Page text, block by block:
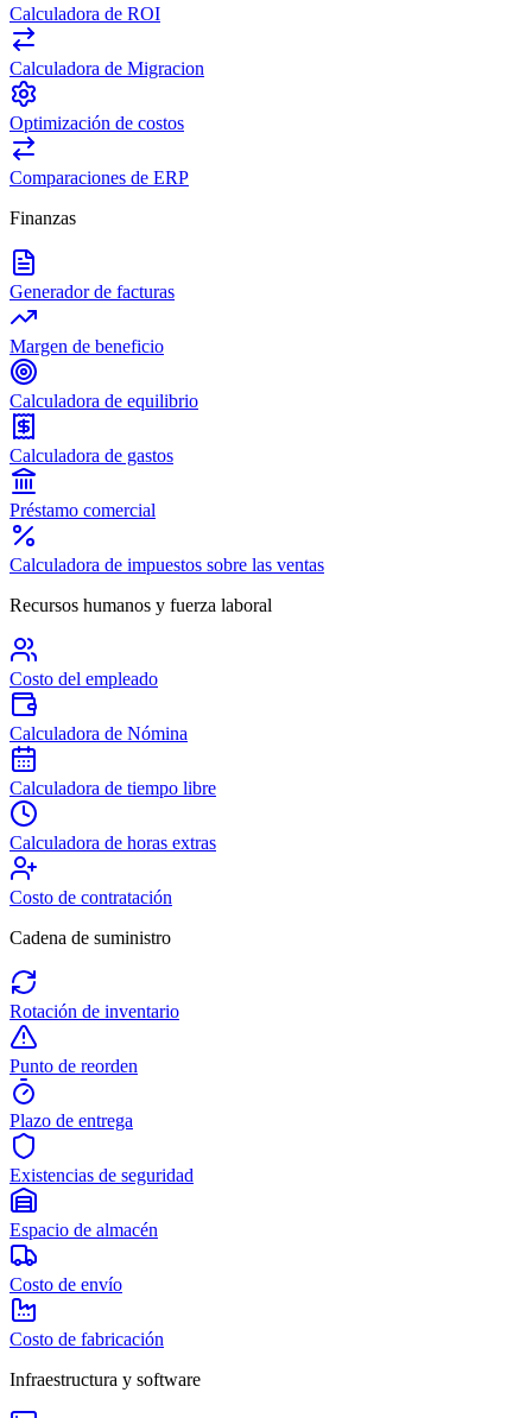
Calculadora de ROI
Calculadora de Migracion
Optimización de costos
Comparaciones de ERP
Finanzas
Generador de facturas
Margen de beneficio
Calculadora de equilibrio
Calculadora de gastos
Préstamo comercial
Calculadora de impuestos sobre las ventas
Recursos humanos y fuerza laboral
Costo del empleado
Calculadora de Nómina
Calculadora de tiempo libre
Calculadora de horas extras
Costo de contratación
Cadena de suministro
Rotación de inventario
Punto de reorden
Plazo de entrega
Existencias de seguridad
Espacio de almacén
Costo de envío
Costo de fabricación
Infraestructura y software